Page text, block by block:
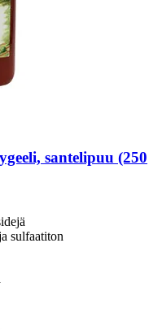
santelipuu (250
sulfaatiton